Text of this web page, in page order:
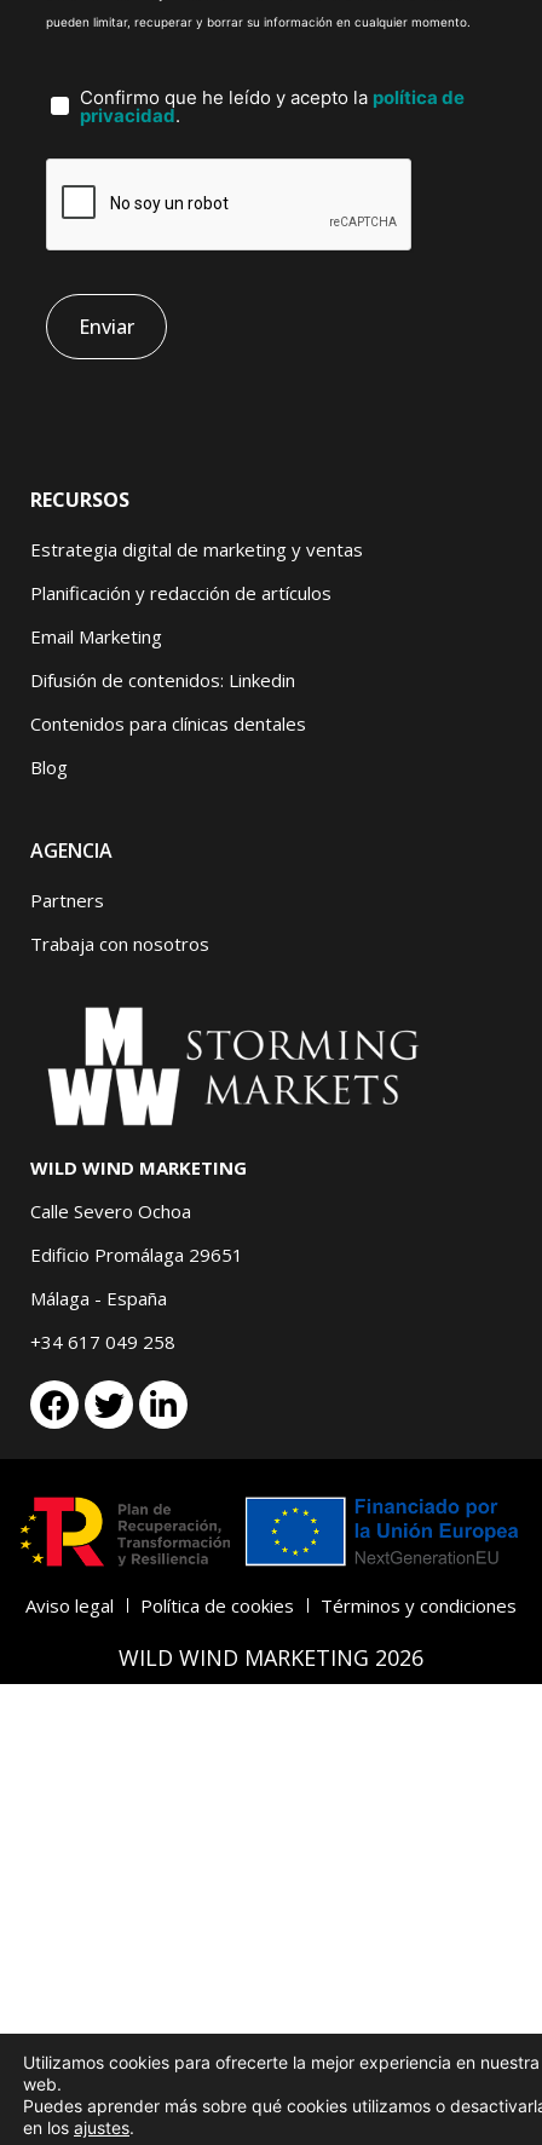
pueden limitar, recuperar y borrar su información en cualquier momento.
Confirmo que he leído y acepto la política de
privacidad.
RECURSOS
Estrategia digital de marketing y ventas
Planificación y redacción de artículos
Email Marketing
Difusión de contenidos: Linkedin
Contenidos para clínicas dentales
Blog
AGENCIA
Partners
Trabaja con nosotros
WILD WIND MARKETING
Calle Severo Ochoa
Edificio Promálaga 29651
Málaga - España
+34 617 049 258
Aviso legal Política de cookies Términos y condiciones
WILD WIND MARKETING 2026
Utilizamos cookies para ofrecerte la mejor experiencia en nuestra
web.
Puedes aprender más sobre qué cookies utilizamos o
en los ajustes.